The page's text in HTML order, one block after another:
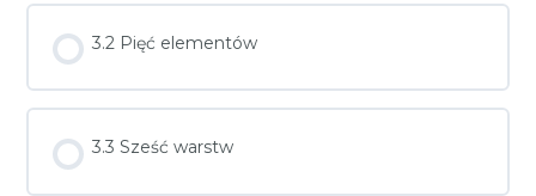
3.2 Pięć elementów
3.3 Sześć warstw